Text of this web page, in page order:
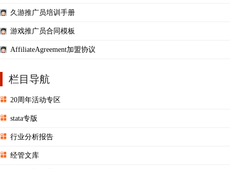
久游推广员培训手册
游戏推广员合同模板
AffiliateAgreement加盟协议
栏目导航
20周年活动专区
stata专版
行业分析报告
经管文库